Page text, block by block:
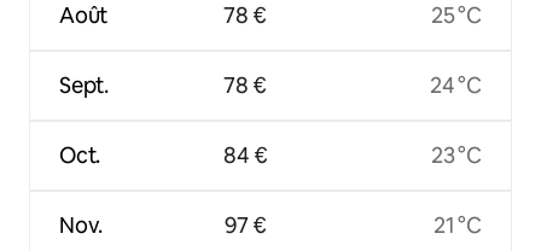
Août
Sept.
Oct.
Nov.
78 €
78 €
84 €
97 €
25 °C
24 °C
23 °C
21 °C